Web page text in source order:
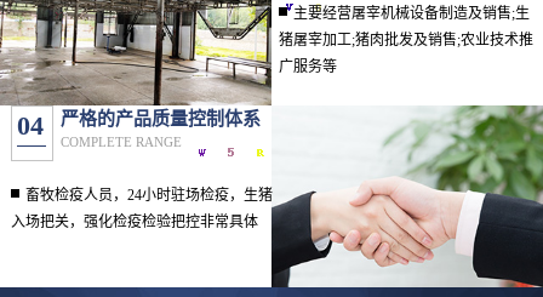
主要经营屠宰机械设备制造及销售;生
猪屠宰加工;猪肉批发及销售;农业技术推
广服务等
04 严格的产品质量控制体系
COMPLETE RANGE
畜牧检疫人员，24小时驻场检疫，生猪
入场把关，强化检疫检验把控非常具体